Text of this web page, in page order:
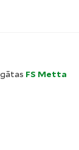
FS Metta